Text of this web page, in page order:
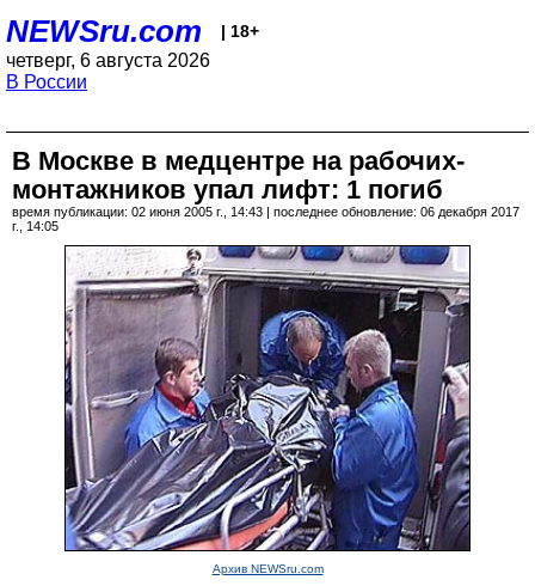
NEWSru.com | 18+
четверг, 6 августа 2026
В России
В Москве в медцентре на рабочих-
монтажников упал лифт: 1 погиб
время публикации: 02 июня 2005 г., 14:43 | последнее обновление: 06 декабря 2017
г., 14:05
Архив NEWSru.com